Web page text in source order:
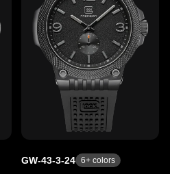
GW-43-3-24 6+ colors